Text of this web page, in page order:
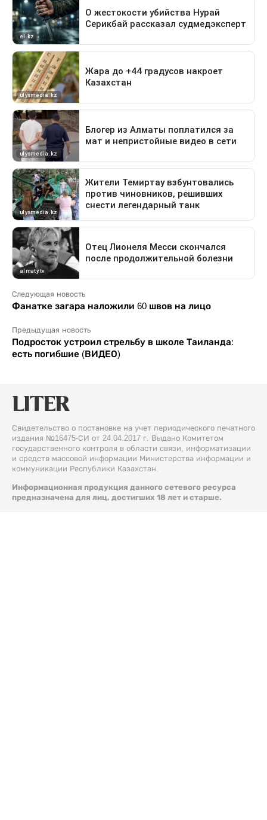
Следующая новость
Фанатке загара наложили 60 швов на лицо
Предыдущая новость
Подросток устроил стрельбу в школе Таиланда:
есть погибшие (ВИДЕО)
Свидетельство о постановке на учет периодического печатного
издания №16475-СИ от 24.04.2017 г. Выдано Комитетом
государственного контроля в области связи, информатизации
и средств массовой информации Министерства информации и
коммуникации Республики Казахстан.
Информационная продукция данного сетевого ресурса
предназначена для лиц, достигших 18 лет и старше.